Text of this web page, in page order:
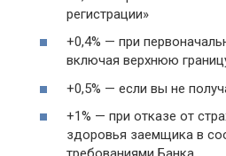
регистрации»
+0,4% — при
включая верхнюю
+0,5% — если вы не
+1% — при отказе от
здоровья заемщика в